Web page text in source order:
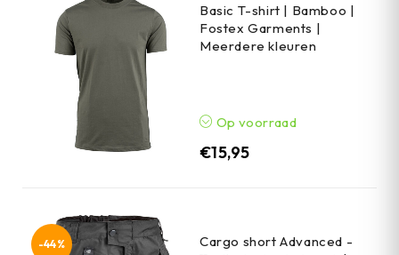
Basic T-shirt | Bamboo |
Fostex Garments |
Meerdere kleuren
Op voorraad
€15,95
-44%
Cargo short Advanced -